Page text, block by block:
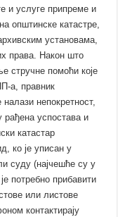
и услуге припреме и
општинске катастре,
установама,
права. Након што
стручне помоћи које
а, правник
налази непокретност,
рађена успостава и
катастар
ко је уписан у
суду (најчешће су у
потребно прибавити
или листове
контактирају